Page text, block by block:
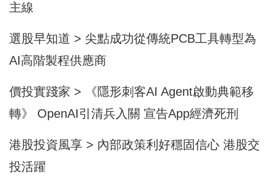
主線
選股早知道 > 尖點成功從傳統PCB工具轉型為
AI高階製程供應商
價投實踐家 > 《隱形刺客AI Agent啟動典範移
轉》 OpenAI引清兵入關 宣告App經濟死刑
港股投資風享 > 內部政策利好穩固信心 港股交
投活躍